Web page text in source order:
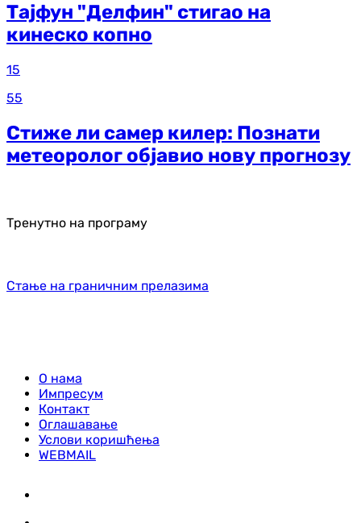
Тајфун "Делфин" стигао на
кинеско копно
15
55
Стиже ли самер килер: Познати
метеоролог објавио нову прогнозу
Тренутно на програму
Стање на граничним прелазима
О нама
Импресум
Контакт
Оглашавање
Услови коришћења
WEBMAIL